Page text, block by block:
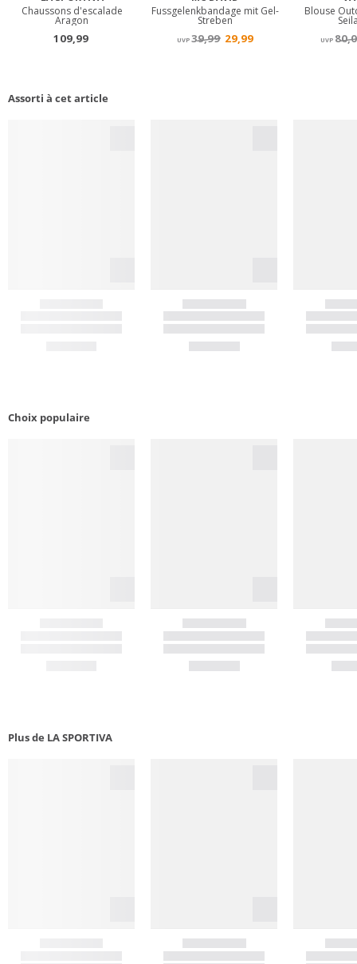
Assorti à cet article
Choix populaire
Plus de LA SPORTIVA